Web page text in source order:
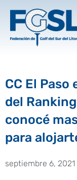
contenido
CC El Paso
del
conocé
para
septiembre 6, 2021